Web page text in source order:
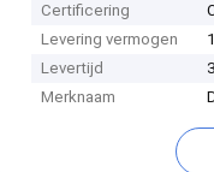
Certificering
Levering vermogen
Levertijd
Merknaam